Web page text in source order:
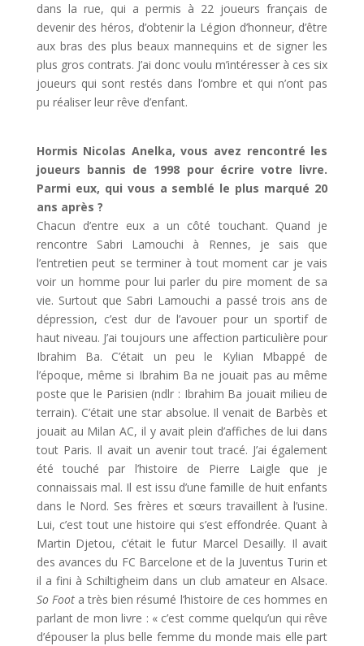
dans la rue, qui a permis à 22 joueurs français de
devenir des héros, d’obtenir la Légion d’honneur, d’être
aux bras des plus beaux mannequins et de signer les
plus gros contrats. J’ai donc voulu m’intéresser à ces six
joueurs qui sont restés dans l’ombre et qui n’ont pas
pu réaliser leur rêve d’enfant.
Hormis Nicolas Anelka, vous avez rencontré les
joueurs bannis de 1998 pour écrire votre livre.
Parmi eux, qui vous a semblé le plus marqué 20
ans après ?
Chacun d’entre eux a un côté touchant. Quand je
rencontre Sabri Lamouchi à Rennes, je sais que
l’entretien peut se terminer à tout moment car je vais
voir un homme pour lui parler du pire moment de sa
vie. Surtout que Sabri Lamouchi a passé trois ans de
dépression, c’est dur de l’avouer pour un sportif de
haut niveau. J’ai toujours une affection particulière pour
Ibrahim Ba. C’était un peu le Kylian Mbappé de
l’époque, même si Ibrahim Ba ne jouait pas au même
poste que le Parisien (ndlr : Ibrahim Ba jouait milieu de
terrain). C’était une star absolue. Il venait de Barbès et
jouait au Milan AC, il y avait plein d’affiches de lui dans
tout Paris. Il avait un avenir tout tracé. J’ai également
été touché par l’histoire de Pierre Laigle que je
connaissais mal. Il est issu d’une famille de huit enfants
dans le Nord. Ses frères et sœurs travaillent à l’usine.
Lui, c’est tout une histoire qui s’est effondrée. Quant à
Martin Djetou, c’était le futur Marcel Desailly. Il avait
des avances du FC Barcelone et de la Juventus Turin et
il a fini à Schiltigheim dans un club amateur en Alsace.
So Foota très bien résumé l’histoire de ces hommes en
parlant de mon livre : « c’est comme quelqu’un qui rêve
d’épouser la plus belle femme du monde mais elle part